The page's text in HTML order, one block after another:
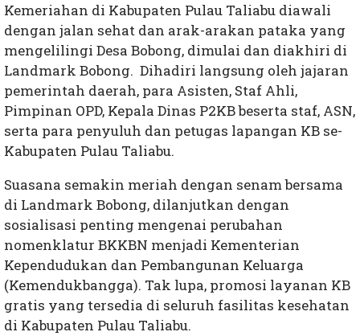
Kemeriahan di Kabupaten Pulau Taliabu diawali
dengan jalan sehat dan arak-arakan pataka yang
mengelilingi Desa Bobong, dimulai dan diakhiri di
Landmark Bobong. Dihadiri langsung oleh jajaran
pemerintah daerah, para Asisten, Staf Ahli,
Pimpinan OPD, Kepala Dinas P2KB beserta staf, ASN,
serta para penyuluh dan petugas lapangan KB se-
Kabupaten Pulau Taliabu.
Suasana semakin meriah dengan senam bersama
di Landmark Bobong, dilanjutkan dengan
sosialisasi penting mengenai perubahan
nomenklatur BKKBN menjadi Kementerian
Kependudukan dan Pembangunan Keluarga
(Kemendukbangga). Tak lupa, promosi layanan KB
gratis yang tersedia di seluruh fasilitas kesehatan
di Kabupaten Pulau Taliabu.